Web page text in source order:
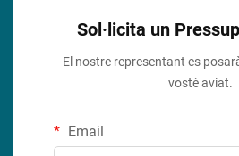
Sol·licita un
El nostre representant es
vostè aviat.
Email